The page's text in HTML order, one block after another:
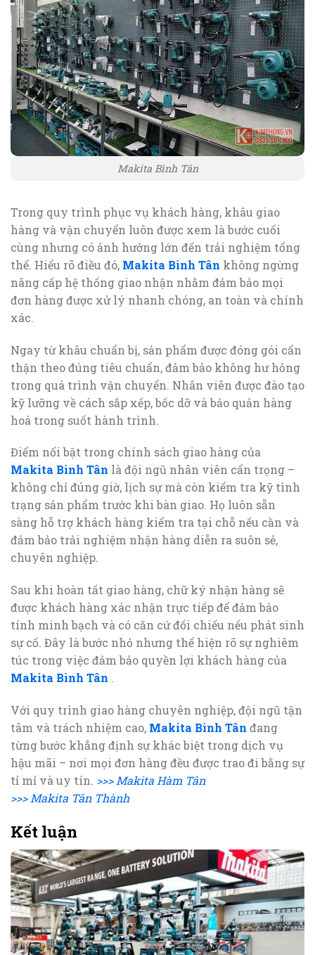
Makita Bình Tân
Trong quy trình phục vụ khách hàng, khâu giao
hàng và vận chuyển luôn được xem là bước cuối
cùng nhưng có ảnh hưởng lớn đến trải nghiệm tổng
thể. Hiểu rõ điều đó, Makita Bình Tân không ngừng
nâng cấp hệ thống giao nhận nhằm đảm bảo mọi
đơn hàng được xử lý nhanh chóng, an toàn và chính
xác.
Ngay từ khâu chuẩn bị, sản phẩm được đóng gói cẩn
thận theo đúng tiêu chuẩn, đảm bảo không hư hỏng
trong quá trình vận chuyển. Nhân viên được đào tạo
kỹ lưỡng về cách sắp xếp, bốc dỡ và bảo quản hàng
hoá trong suốt hành trình.
Điểm nổi bật trong chính sách giao hàng của
Makita Bình Tân là đội ngũ nhân viên cẩn trọng –
không chỉ đúng giờ, lịch sự mà còn kiểm tra kỹ tình
trạng sản phẩm trước khi bàn giao. Họ luôn sẵn
sàng hỗ trợ khách hàng kiểm tra tại chỗ nếu cần và
đảm bảo trải nghiệm nhận hàng diễn ra suôn sẻ,
chuyên nghiệp.
Sau khi hoàn tất giao hàng, chữ ký nhận hàng sẽ
được khách hàng xác nhận trực tiếp để đảm bảo
tính minh bạch và có căn cứ đối chiếu nếu phát sinh
sự cố. Đây là bước nhỏ nhưng thể hiện rõ sự nghiêm
túc trong việc đảm bảo quyền lợi khách hàng của
Makita Bình Tân .
Với quy trình giao hàng chuyên nghiệp, đội ngũ tận
tâm và trách nhiệm cao, Makita Bình Tân đang
từng bước khẳng định sự khác biệt trong dịch vụ
hậu mãi – nơi mọi đơn hàng đều được trao đi bằng sự
tỉ mỉ và uy tín. >>> Makita Hàm Tân
>>> Makita Tân Thành
Kết luận